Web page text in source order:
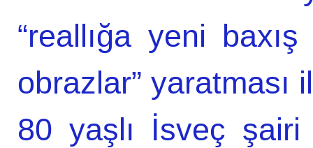
“reallığa yeni
obrazlar” yaratması
80 yaşlı İsveç şairi